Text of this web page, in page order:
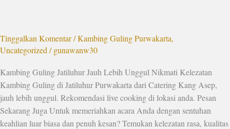
Tinggalkan Komentar/Kambing Guling Purwakarta,
Uncategorized /gunawanw30
Kambing Guling Jatiluhur Jauh Lebih Unggul Nikmati Kelezatan
Kambing Guling di Jatiluhur Purwakarta dari Catering Kang Asep,
jauh lebih unggul. Rekomendasi live cooking di lokasi anda. Pesan
Sekarang Juga Untuk memeriahkan acara Anda dengan sentuhan
keahlian luar biasa dan penuh kesan? Temukan kelezatan rasa, kualitas